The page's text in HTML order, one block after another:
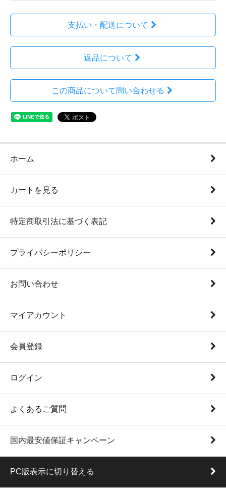
支払い・配送について
返品について
この商品について問い合わせる
ホーム
カートを見る
特定商取引法に基づく表記
プライバシーポリシー
お問い合わせ
マイアカウント
会員登録
ログイン
よくあるご質問
国内最安値保証キャンペーン
PC版表示に切り替える